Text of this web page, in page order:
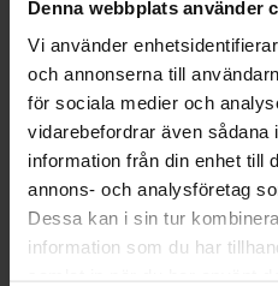
Denna webbplats använder
Vi använder
och annonserna till
för sociala medier och
vidarebefordrar även sådana
information från din enhet till
annons- och analysföretag
Dessa kan i sin tur
information som du har
Företagsleasing
2 307 kr/mån